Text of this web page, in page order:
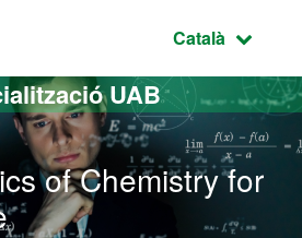
Idioma
Català
UAB
of Chemistry for